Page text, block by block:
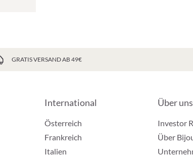
GRATIS VERSAND AB 49€
International
Österreich
Frankreich
Italien
Über uns
Investor
Über